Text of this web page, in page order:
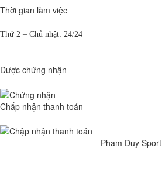
Thời gian làm việc
Thứ 2 – Chủ nhật: 24/24
Được chứng nhận
Chấp nhận thanh toán
Pham Duy Sport